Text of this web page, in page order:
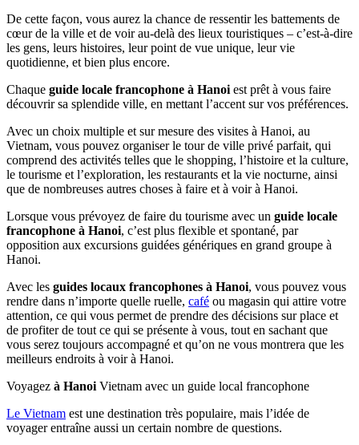
De cette façon, vous aurez la chance de ressentir les battements de
cœur de la ville et de voir au-delà des lieux touristiques – c’est-à-dire
les gens, leurs histoires, leur point de vue unique, leur vie
quotidienne, et bien plus encore.
Chaque guide locale francophone à Hanoi est prêt à vous faire
découvrir sa splendide ville, en mettant l’accent sur vos préférences.
Avec un choix multiple et sur mesure des visites à Hanoi, au
Vietnam, vous pouvez organiser le tour de ville privé parfait, qui
comprend des activités telles que le shopping, l’histoire et la culture,
le tourisme et l’exploration, les restaurants et la vie nocturne, ainsi
que de nombreuses autres choses à faire et à voir à Hanoi.
Lorsque vous prévoyez de faire du tourisme avec un guide locale
francophone à Hanoi, c’est plus flexible et spontané, par
opposition aux excursions guidées génériques en grand groupe à
Hanoi.
Avec les guides locaux francophones à Hanoi, vous pouvez vous
rendre dans n’importe quelle ruelle, café ou magasin qui attire votre
attention, ce qui vous permet de prendre des décisions sur place et
de profiter de tout ce qui se présente à vous, tout en sachant que
vous serez toujours accompagné et qu’on ne vous montrera que les
meilleurs endroits à voir à Hanoi.
Voyagez à Hanoi Vietnam avec un guide local francophone
Le Vietnam est une destination très populaire, mais l’idée de
voyager entraîne aussi un certain nombre de questions.